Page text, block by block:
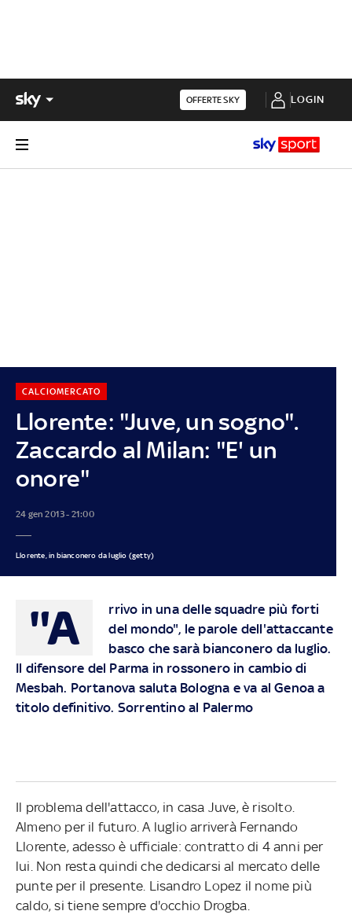
OFFERTE SKY LOGIN
Llorente: "Juve, un sogno".
Zaccardo al Milan: "E' un
onore"
CALCIOMERCATO
24 gen 2013 - 21:00
Llorente, in bianconero da luglio (getty)
"A
rrivo in una delle squadre più forti
del mondo", le parole dell'attaccante
basco che sarà bianconero da luglio.
Il difensore del Parma in rossonero in cambio di
Mesbah. Portanova saluta Bologna e va al Genoa a
titolo definitivo. Sorrentino al Palermo
Il problema dell'attacco, in casa Juve, è risolto.
Almeno per il futuro. A luglio arriverà Fernando
Llorente, adesso è ufficiale: contratto di 4 anni per
lui. Non resta quindi che dedicarsi al mercato delle
punte per il presente. Lisandro Lopez il nome più
caldo, si tiene sempre d'occhio Drogba.